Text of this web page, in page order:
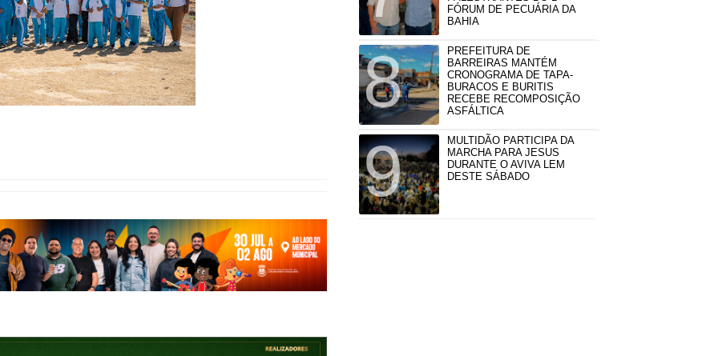
FÓRUM DE PECUÁRIA DA
BAHIA
PREFEITURA DE
BARREIRAS MANTÉM
CRONOGRAMA DE TAPA-
BURACOS E BURITIS
RECEBE RECOMPOSIÇÃO
ASFÁLTICA
MULTIDÃO PARTICIPA DA
MARCHA PARA JESUS
DURANTE O AVIVA LEM
DESTE SÁBADO